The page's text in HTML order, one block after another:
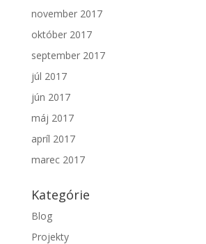
november 2017
október 2017
september 2017
júl 2017
jún 2017
máj 2017
apríl 2017
marec 2017
Kategórie
Blog
Projekty